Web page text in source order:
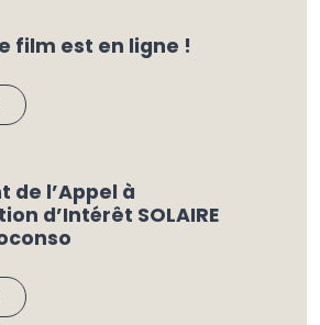
film est en ligne !
de l’Appel à
d’Intérêt SOLAIRE